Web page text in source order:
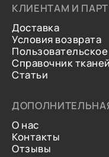
КЛИЕНТАМ И
Доставка
Условия возврата
Справочник тканей
Статьи
О нас
Контакты
Отзывы